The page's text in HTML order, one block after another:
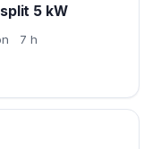
5 kW
7 h